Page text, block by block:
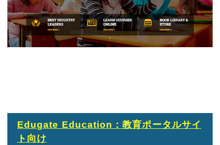
Edugate Education：教育ポータルサイ
ト向け